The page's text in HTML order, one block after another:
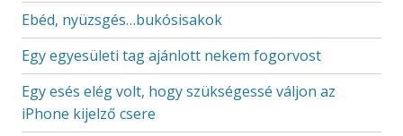
Ebéd, nyüzsgés…bukósisakok
Egy egyesületi tag ajánlott nekem fogorvost
Egy esés elég volt, hogy szükségessé váljon az
iPhone kijelző csere